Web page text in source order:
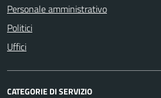
Personale amministrativo
Politici
Uffici
CATEGORIE DI SERVIZIO